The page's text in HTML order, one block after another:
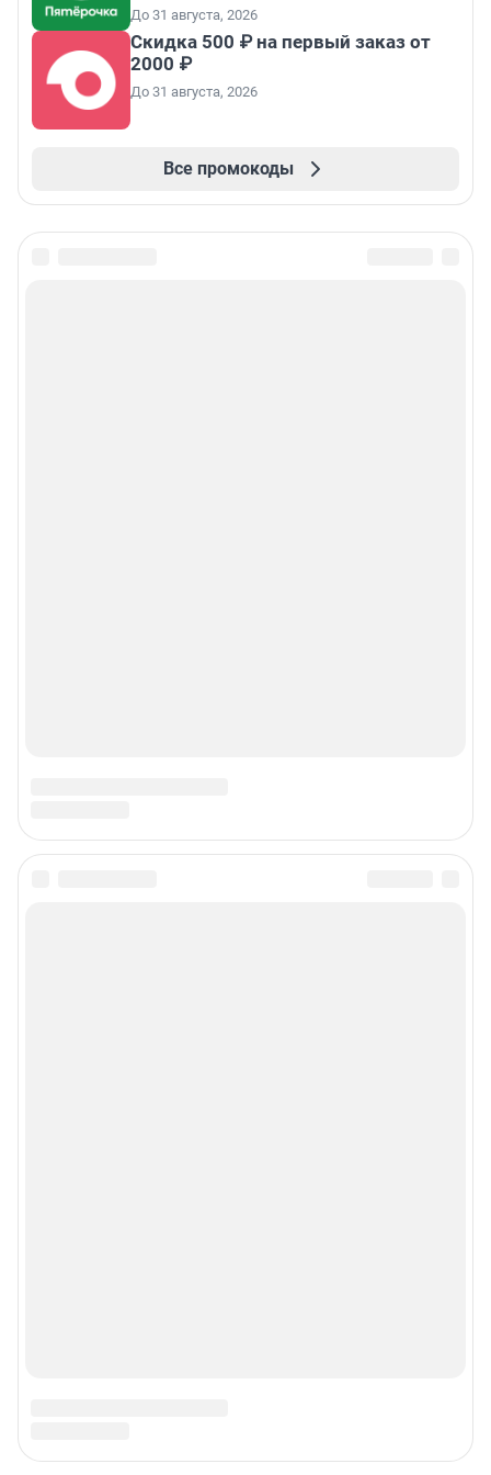
До 31 августа, 2026
Скидка 500 ₽ на первый заказ от
2000 ₽
До 31 августа, 2026
Все промокоды